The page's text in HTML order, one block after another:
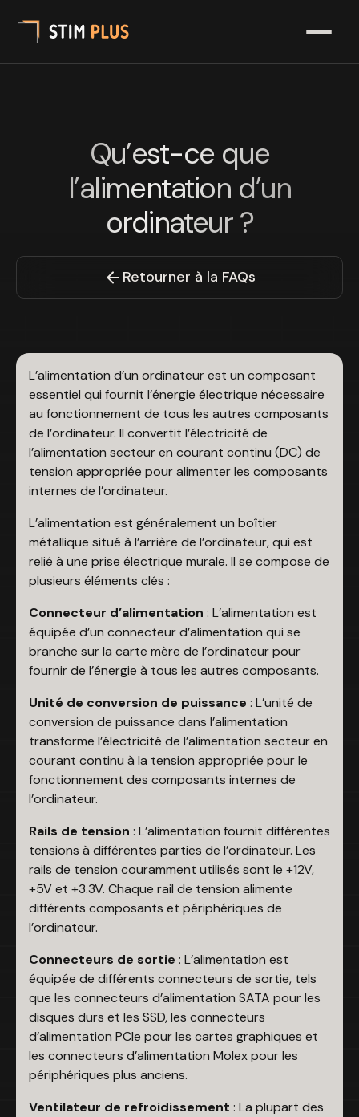
Qu’est-ce que
l’alimentation d’un
ordinateur ?
Retourner à la FAQs
L’alimentation d’un ordinateur est un composant
essentiel qui fournit l’énergie électrique nécessaire
au fonctionnement de tous les autres composants
de l’ordinateur. Il convertit l’électricité de
l’alimentation secteur en courant continu (DC) de
tension appropriée pour alimenter les composants
internes de l’ordinateur.
L’alimentation est généralement un boîtier
métallique situé à l’arrière de l’ordinateur, qui est
relié à une prise électrique murale. Il se compose de
plusieurs éléments clés :
Connecteur d’alimentation : L’alimentation est
équipée d’un connecteur d’alimentation qui se
branche sur la carte mère de l’ordinateur pour
fournir de l’énergie à tous les autres composants.
Unité de conversion de puissance : L’unité de
conversion de puissance dans l’alimentation
transforme l’électricité de l’alimentation secteur en
courant continu à la tension appropriée pour le
fonctionnement des composants internes de
l’ordinateur.
Rails de tension : L’alimentation fournit différentes
tensions à différentes parties de l’ordinateur. Les
rails de tension couramment utilisés sont le +12V,
+5V et +3.3V. Chaque rail de tension alimente
différents composants et périphériques de
l’ordinateur.
Connecteurs de sortie : L’alimentation est
équipée de différents connecteurs de sortie, tels
que les connecteurs d’alimentation SATA pour les
disques durs et les SSD, les connecteurs
d’alimentation PCIe pour les cartes graphiques et
les connecteurs d’alimentation Molex pour les
périphériques plus anciens.
Ventilateur de refroidissement : La plupart des